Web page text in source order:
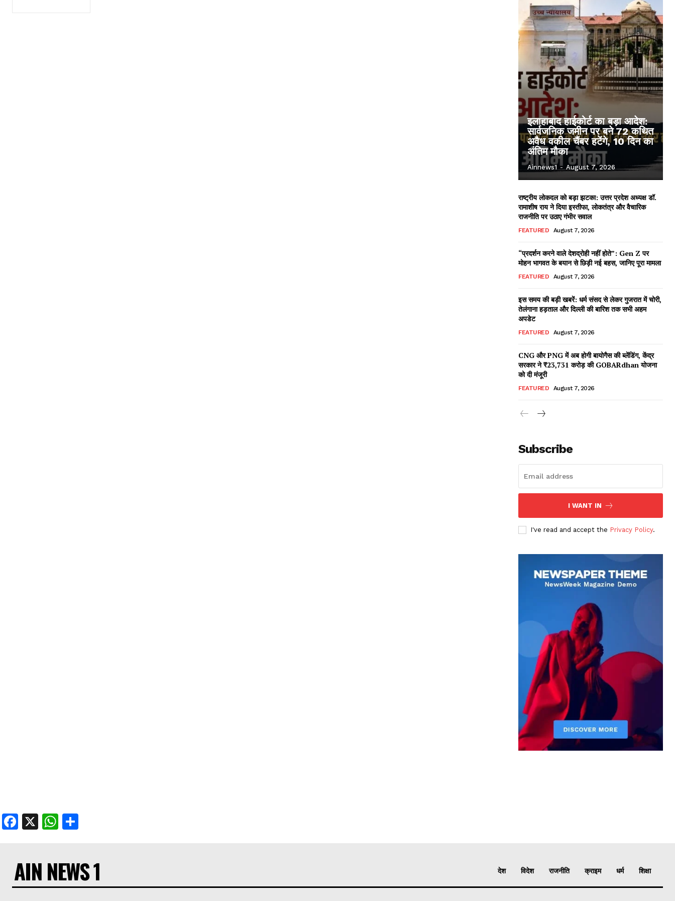
इलाहाबाद हाईकोर्ट का बड़ा आदेश:
सार्वजनिक जमीन पर बने 72 कथित
अवैध वकील चैंबर हटेंगे, 10 दिन का
अंतिम मौका
Ainnews1 - August 7, 2026
राष्ट्रीय लोकदल को बड़ा झटका: उत्तर प्रदेश अध्यक्ष डॉ.
रामाशीष राय ने दिया इस्तीफा, लोकतंत्र और वैचारिक
राजनीति पर उठाए गंभीर सवाल
FEATURED August 7, 2026
“प्रदर्शन करने वाले देशद्रोही नहीं होते”: Gen Z पर
मोहन भागवत के बयान से छिड़ी नई बहस, जानिए पूरा मामला
FEATURED August 7, 2026
इस समय की बड़ी खबरें: धर्म संसद से लेकर गुजरात में चोरी,
तेलंगाना हड़ताल और दिल्ली की बारिश तक सभी अहम
अपडेट
FEATURED August 7, 2026
CNG और PNG में अब होगी बायोगैस की ब्लेंडिंग, केंद्र
सरकार ने ₹23,731 करोड़ की GOBARdhan योजना
को दी मंजूरी
FEATURED August 7, 2026
Subscribe
I WANT IN
I've read and accept the Privacy Policy.
Facebook
X WhatsApp
AIN NEWS 1 देश विदेश राजनीति क्राइम धर्म शिक्षा